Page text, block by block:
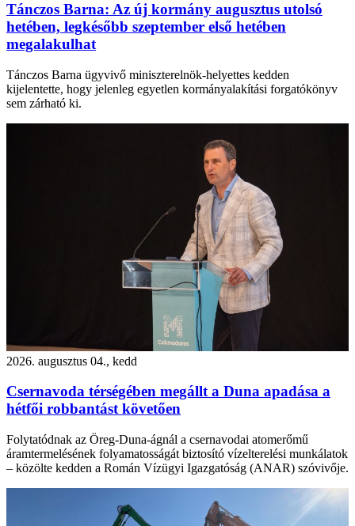
Tánczos Barna: Az új kormány augusztus utolsó
hetében, legkésőbb szeptember első hetében
megalakulhat
Tánczos Barna ügyvivő miniszterelnök-helyettes kedden
kijelentette, hogy jelenleg egyetlen kormányalakítási forgatókönyv
sem zárható ki.
2026. augusztus 04., kedd
Csernavoda térségében megállt a Duna apadása a
hétfői robbantást követően
Folytatódnak az Öreg-Duna-ágnál a csernavodai atomerőmű
áramtermelésének folyamatosságát biztosító vízelterelési munkálatok
– közölte kedden a Román Vízügyi Igazgatóság (ANAR) szóvivője.